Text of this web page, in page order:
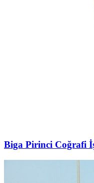
Biga Pirinci Coğrafi